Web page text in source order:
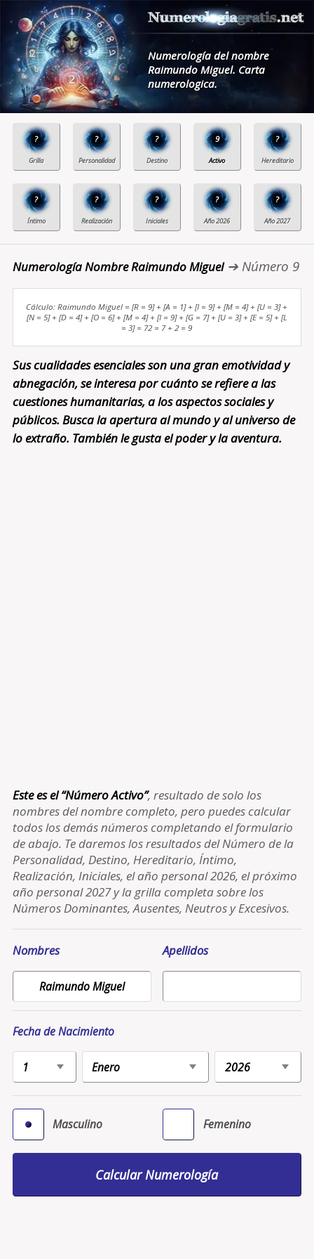
Numerología del nombre
Raimundo Miguel. Carta
numerologica.
? ? ? 9 ?
? ? ? ? ?
Numerología Nombre Raimundo Miguel➔ Número 9
Cálculo: Raimundo Miguel = [R = 9] + [A = 1] + [I = 9] + [M = 4] + [U = 3] +
[N = 5] + [D = 4] + [O = 6] + [M = 4] + [I = 9] + [G = 7] + [U = 3] + [E = 5] + [L
= 3] = 72 = 7 + 2 = 9
Sus cualidades esenciales son una gran emotividad y
abnegación, se interesa por cuánto se refiere a las
cuestiones humanitarias, a los aspectos sociales y
públicos. Busca la apertura al mundo y al universo de
lo extraño. También le gusta el poder y la aventura.
Este es el “Número Activo”, resultado de solo los
nombres del nombre completo, pero puedes calcular
todos los demás números completando el formulario
de abajo. Te daremos los resultados del Número de la
Personalidad, Destino, Hereditario, Íntimo,
Realización, Iniciales, el año personal 2026, el próximo
año personal 2027 y la grilla completa sobre los
Números Dominantes, Ausentes, Neutros y Excesivos.
Nombres Apellidos
Fecha de Nacimiento
Masculino Femenino